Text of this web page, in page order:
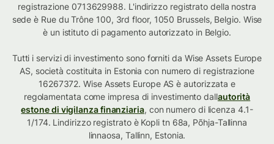
registrazione 0713629988. L'indirizzo registrato della nostra
sede è Rue du Trône 100, 3rd floor, 1050 Brussels, Belgio. Wise
è un istituto di pagamento autorizzato in Belgio.
Tutti i servizi di investimento sono forniti da Wise Assets Europe
AS, società costituita in Estonia con numero di registrazione
16267372. Wise Assets Europe AS è autorizzata e
regolamentata come impresa di investimento dallautorità
estone di vigilanza finanziaria, con numero di licenza 4.1-
1/174. Lindirizzo registrato è Kopli tn 68a, Põhja-Tallinna
linnaosa, Tallinn, Estonia.